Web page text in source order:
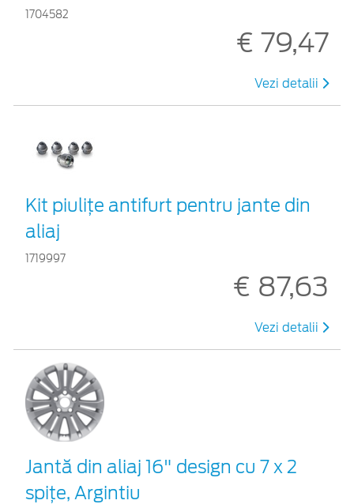
1704582
€ 79,47
Vezi detalii
Kit piuliţe antifurt pentru jante din
aliaj
1719997
€ 87,63
Vezi detalii
Jantă din aliaj 16" design cu 7 x 2
spiţe, Argintiu